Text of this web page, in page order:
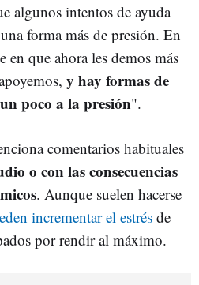
algunos intentos de ayuda
forma más de presión. En
en que ahora les demos más
y hay formas de
poco a la presión".
comentarios habituales
o con las consecuencias
. Aunque suelen hacerse
incrementar el estrés de
por rendir al máximo.